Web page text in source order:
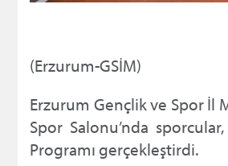
(Erzurum-GSİM)
Erzurum Gençlik ve Spor İl
Spor Salonu’nda
Programı gerçekleştirdi.